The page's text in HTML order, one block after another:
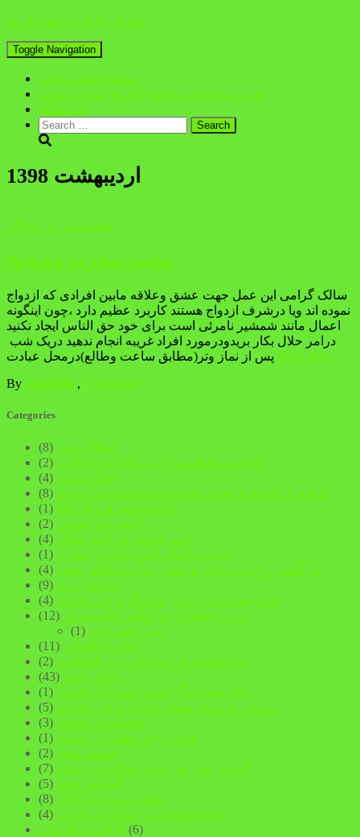
مجربات ادعیه وعلوم غریبه
Toggle Navigation
صفحه اصلی سایت
آخرین مجربات مطابق با تاریخ ثبت در سایت
فروشگاه
Search
for:
اردیبهشت 1398
محبت شرعی وحلال
محبت مجرب وصحیح
سالک گرامی این عمل جهت عشق وعلاقه مابین افرادی که ازدواج
نموده اند ویا درشرف ازدواج هستند کاربرد عظیم دارد ،چون اینگونه
اعمال مانند شمشیر نامرئی است برای خود حق الناس ایجاد نکنید
درامر حلال بکار بریدودرمورد افراد غریبه انجام ندهید دریک شب
پس از نماز وتر(مطابق ساعت وطالع)درمحل عبادت Read more
By adminsite, 7 years ago
Categories
ابطال سحر (8)
اجابت درخواست از پرودگار واخذ حاجت (2)
اخبار سایت (4)
ادعیه ،اذکاروعمل جهت هیبت ومقبولیت مابین مردم (8)
ادعیه جهت فروش کالا (1)
ادعیه سر قدسی (2)
انصراف(صرف)عمارمکان (4)
ایات واعمال جهت غلبه بر بیماری (1)
بازگشت زوج ویا زوجه به محل زندگی وتوافق مجدد (4)
توسعه رزق (9)
جهت پیشرفت در سیر وسلوک وامور معنوی (4)
حرز وحفظ از جن وانس وکل شرور (12)
حرزچشم زخم (1)
خاص و الخاص (11)
درخواست فرزند به اذن رب العالمین (2)
دعوات کبیر (43)
دفع خمله سگ وسابر حیوانات وحشی (1)
رسیدن به موکل شیعه وخادم به اذن خداوند (5)
طلسمات واوفاق (3)
عودت وجه وطلب از مدیون (1)
کشف سحر (2)
کشف عمل ویا رویت موکلین درخواب (7)
گشایش بخت (5)
محبت شرعی وحلال (8)
نمازهای مجرب جهت اخذ حاجات (4)
ویژه کاربرانVIP (6)